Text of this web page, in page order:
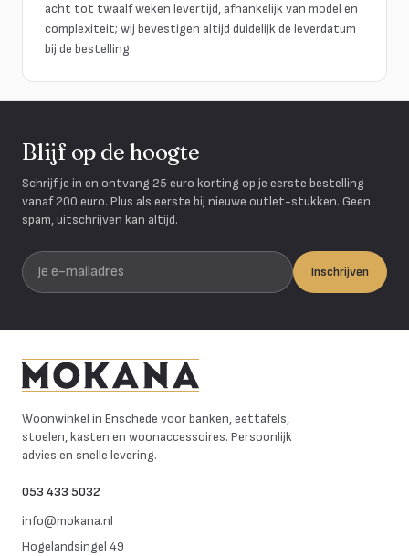
acht tot twaalf weken levertijd, afhankelijk van model en
complexiteit; wij bevestigen altijd duidelijk de leverdatum
bij de bestelling.
Blijf op de hoogte
Schrijf je in en ontvang 25 euro korting op je eerste bestelling
vanaf 200 euro. Plus als eerste bij nieuwe outlet-stukken. Geen
spam, uitschrijven kan altijd.
Je e-mailadres
Inschrijven
Woonwinkel in Enschede voor banken, eettafels,
stoelen, kasten en woonaccessoires. Persoonlijk
advies en snelle levering.
053 433 5032
info@mokana.nl
Hogelandsingel 49